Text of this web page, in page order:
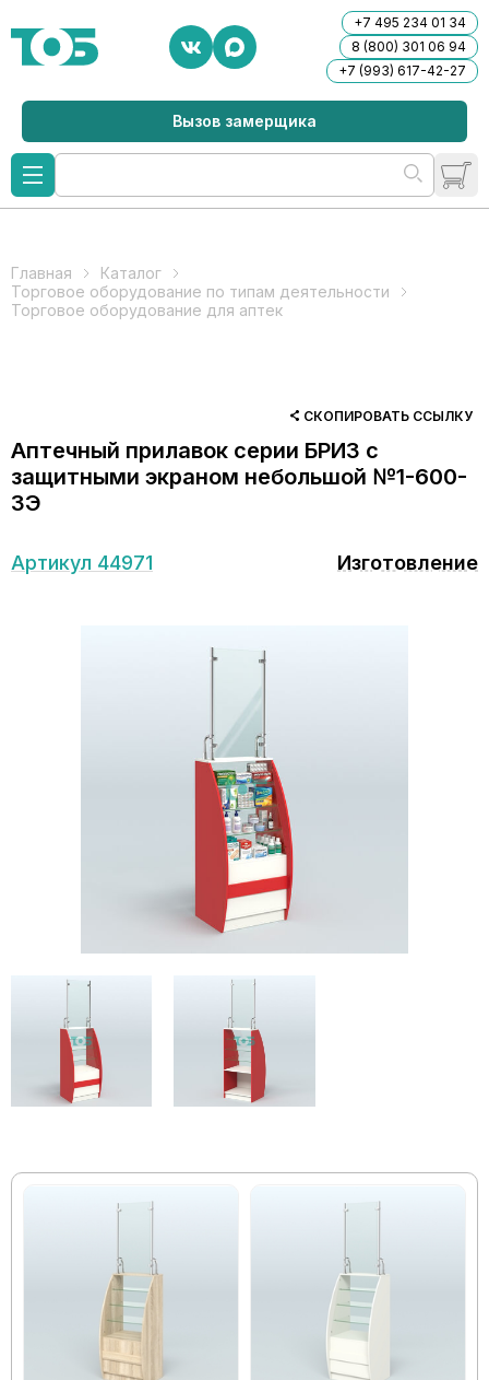
+7 495 234 01 34
8 (800) 301 06 94
+7 (993) 617-42-27
Вызов замерщика
Главная
Каталог
Торговое оборудование по типам деятельности
Торговое оборудование для аптек
СКОПИРОВАТЬ ССЫЛКУ
Аптечный прилавок серии БРИЗ с
защитными экраном небольшой №1-600-
ЗЭ
Артикул 44971 Изготовление